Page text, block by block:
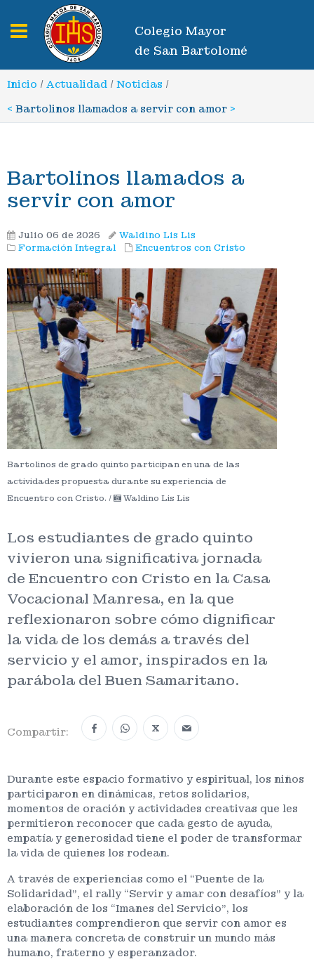
Toggle navigation
Colegio Mayor
de San Bartolomé
Inicio / Actualidad / Noticias /
< Bartolinos llamados a servir con amor >
Bartolinos llamados a
servir con amor
Julio 06 de 2026
Waldino Lis Lis
Formación Integral
Encuentros con Cristo
Bartolinos de grado quinto participan en una de las
actividades propuesta durante su experiencia de
Encuentro con Cristo. /
Waldino Lis Lis
Los estudiantes de grado quinto
vivieron una significativa jornada
de Encuentro con Cristo en la Casa
Vocacional Manresa, en la que
reflexionaron sobre cómo dignificar
la vida de los demás a través del
servicio y el amor, inspirados en la
parábola del Buen Samaritano.
Compartir: X
Durante este espacio formativo y espiritual, los niños
participaron en dinámicas, retos solidarios,
momentos de oración y actividades creativas que les
permitieron reconocer que cada gesto de ayuda,
empatía y generosidad tiene el poder de transformar
la vida de quienes los rodean.
A través de experiencias como el “Puente de la
Solidaridad”, el rally “Servir y amar con desafíos” y la
elaboración de los “Imanes del Servicio”, los
estudiantes comprendieron que servir con amor es
una manera concreta de construir un mundo más
humano, fraterno y esperanzador.